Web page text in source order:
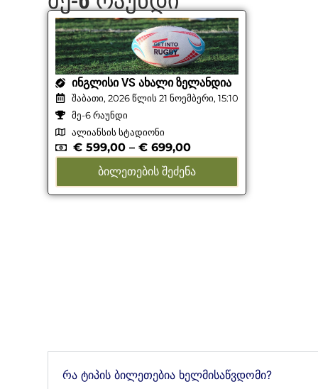
ᲘᲜᲒᲚᲘᲡᲘ VS ᲐᲮᲐᲚᲘ ᲖᲔᲚᲐᲜᲓᲘᲐ
შაბათი, 2026 წლის 21 ნოემბერი, 15:10
მე-6 რაუნდი
ალიანსის სტადიონი
€ 599,00 – € 699,00
ᲑᲘᲚᲔᲗᲔᲑᲘᲡ ᲨᲔᲫᲔᲜᲐ
რა ტიპის ბილეთებია ხელმისაწვდომი?